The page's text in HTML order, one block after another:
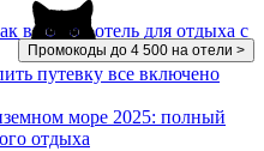
Промокоды до 4 500 на отели >
выбрать отель для отдыха с
путевку все включено
море 2025: полный
отдыха